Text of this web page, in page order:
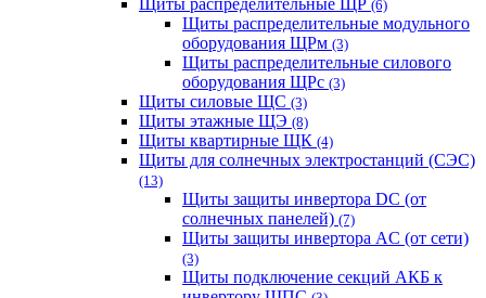
(6)
Щиты распределительные модульного
оборудования ЩРм (3)
Щиты распределительные силового
оборудования ЩРс (3)
Щиты силовые ЩС (3)
Щиты этажные ЩЭ (8)
Щиты квартирные ЩК (4)
Щиты для солнечных электростанций (СЭС)
(13)
Щиты защиты инвертора DC (от
солнечных панелей) (7)
Щиты защиты инвертора AC (от сети)
(3)
Щиты подключение секций АКБ к